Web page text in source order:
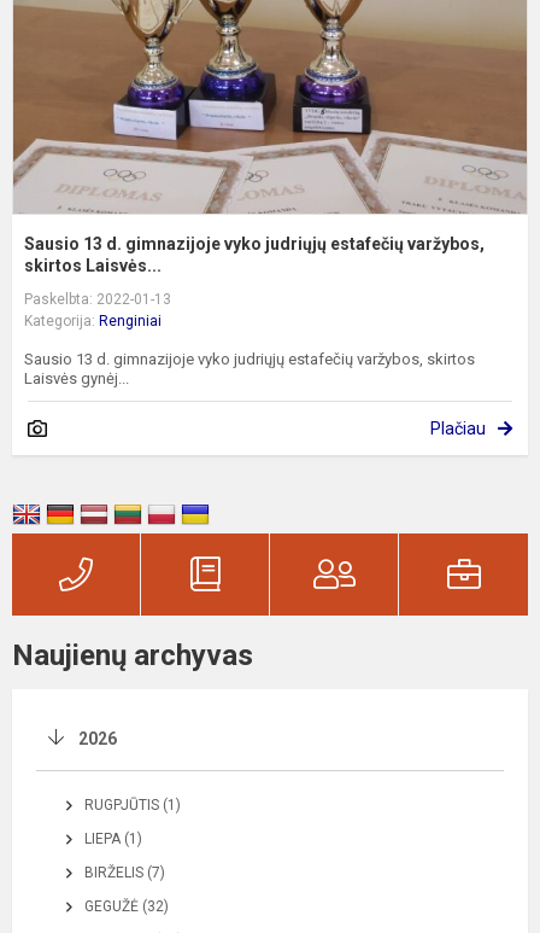
Sausio 13 d. gimnazijoje vyko judriųjų estafečių varžybos,
skirtos Laisvės...
Paskelbta: 2022-01-13
Kategorija: Renginiai
Sausio 13 d. gimnazijoje vyko judriųjų estafečių varžybos, skirtos
Laisvės gynėj...
Plačiau
Naujienų archyvas
2026
RUGPJŪTIS (1)
LIEPA (1)
BIRŽELIS (7)
GEGUŽĖ (32)